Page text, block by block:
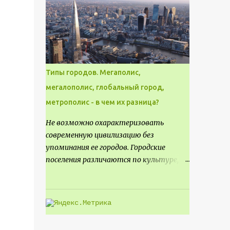
месте не только потенциал для
создания проекта кафе, но и
возможность обустроить
общедоступную смотровую площадку,
куда прохожие могли бы свободно
попасть, не заходя в само заведение.
Типы городов. Мегаполис,
мегалополис, глобальный город,
метрополис - в чем их разница?
Не возможно охарактеризовать
современную цивилизацию без
упоминания ее городов. Городские
поселения различаются по культуре,
более значимыми на протяжении всего
развития региона. Исторически